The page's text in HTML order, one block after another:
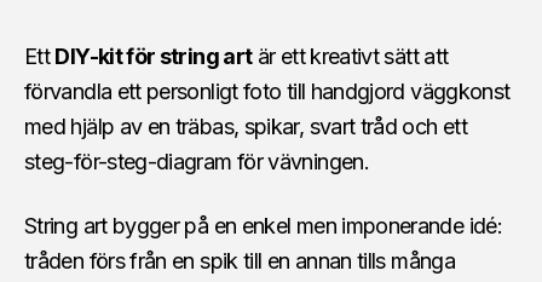
EttDIY-kit för string artär ett kreativt sätt att
förvandla ett personligt foto till handgjord väggkonst
med hjälp av en träbas, spikar, svart tråd och ett
steg-för-steg-diagram för vävningen.
String art bygger på en enkel men imponerande idé:
tråden förs från en spik till en annan tills många